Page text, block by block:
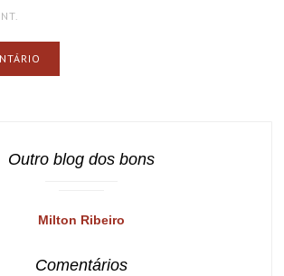
Outro blog dos bons
Milton Ribeiro
Comentários